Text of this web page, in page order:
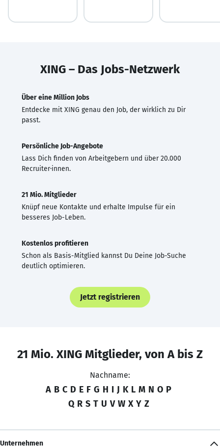
XING – Das Jobs-Netzwerk
Über eine Million Jobs
Entdecke mit XING genau den Job, der wirklich zu Dir
passt.
Persönliche Job-Angebote
Lass Dich finden von Arbeitgebern und über 20.000
Recruiter·innen.
21 Mio. Mitglieder
Knüpf neue Kontakte und erhalte Impulse für ein
besseres Job-Leben.
Kostenlos profitieren
Schon als Basis-Mitglied kannst Du Deine Job-Suche
deutlich optimieren.
Jetzt registrieren
21 Mio. XING Mitglieder, von A bis Z
Nachname:
A B C D E F G H I J K L M N O P
Q R S T U V W X Y Z
Unternehmen